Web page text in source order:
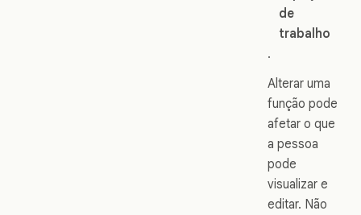
de
trabalho
.
Alterar uma
função pode
afetar o que
a pessoa
pode
visualizar e
editar. Não